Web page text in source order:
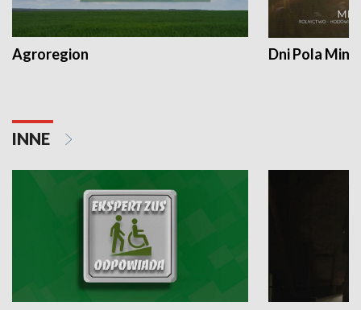
Agroregion Dni Pola
INNE